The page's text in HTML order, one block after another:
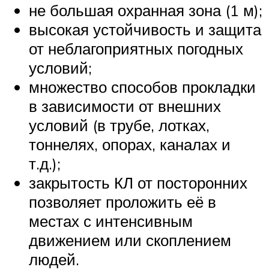
не большая охранная зона (1 м);
высокая устойчивость и защита
от неблагоприятных погодных
условий;
множество способов прокладки
в зависимости от внешних
условий (в трубе, лотках,
тоннелях, опорах, каналах и
т.д.);
закрытость КЛ от посторонних
позволяет проложить её в
местах с интенсивным
движением или скоплением
людей.